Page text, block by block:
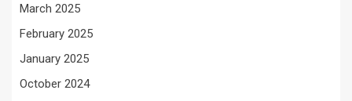
March 2025
February 2025
January 2025
October 2024